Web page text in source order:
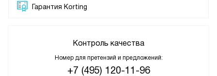
Гарантия Korting
Контроль качества
Номер для претензий и предложений:
+7 (495) 120-11-96